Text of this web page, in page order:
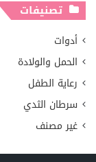
تصنيفات
أدوات
الحمل والولادة
رعاية الطفل
سرطان الثدي
غير مصنف